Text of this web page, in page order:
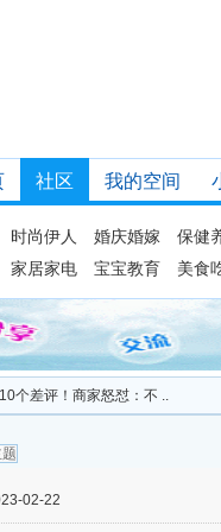
社区 我的空间
时尚伊人 婚庆婚嫁
保健
家居家电
宝宝教育 美食
个差评！商家怒怼：不 ..
02-22